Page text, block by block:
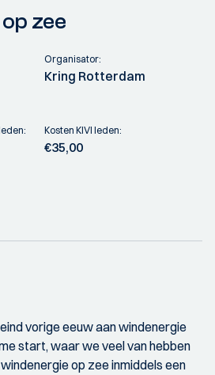
zee
Organisator:
Kring Rotterdam
Kosten KIVI leden:
€35,00
vorige eeuw aan windenergie
start, waar we veel van hebben
op zee inmiddels een